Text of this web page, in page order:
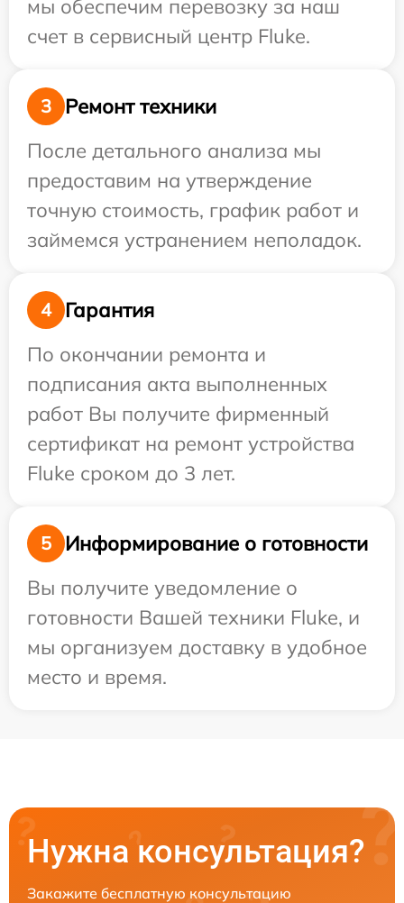
мы обеспечим перевозку за наш
счет в сервисный центр Fluke.
3
Ремонт техники
После детального анализа мы
предоставим на утверждение
точную стоимость, график работ и
займемся устранением неполадок.
4
Гарантия
По окончании ремонта и
подписания акта выполненных
работ Вы получите фирменный
сертификат на ремонт устройства
Fluke сроком до 3 лет.
5
Информирование о готовности
Вы получите уведомление о
готовности Вашей техники Fluke, и
мы организуем доставку в удобное
место и время.
Нужна консультация?
Закажите бесплатную консультацию